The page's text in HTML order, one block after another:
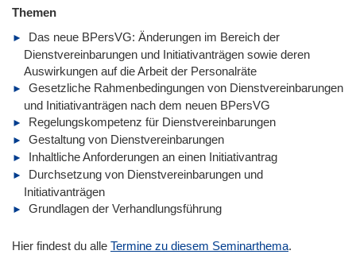
Themen
Das neue BPersVG: Änderungen im Bereich der
Dienstvereinbarungen und Initiativanträgen sowie deren
Auswirkungen auf die Arbeit der Personalräte
Gesetzliche Rahmenbedingungen von Dienstvereinbarungen
und Initiativanträgen nach dem neuen BPersVG
Regelungskompetenz für Dienstvereinbarungen
Gestaltung von Dienstvereinbarungen
Inhaltliche Anforderungen an einen Initiativantrag
Durchsetzung von Dienstvereinbarungen und
Initiativanträgen
Grundlagen der Verhandlungsführung
Hier findest du alle Termine zu diesem Seminarthema.